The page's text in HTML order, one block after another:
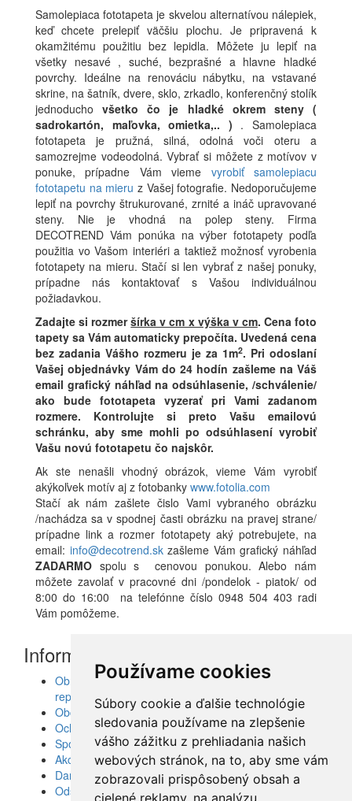
Používame cookies
Súbory cookie a ďalšie technológie
sledovania používame na zlepšenie
vášho zážitku z prehliadania našich
webových stránok, na to, aby sme vám
zobrazovali prispôsobený obsah a
cielené reklamy, na analýzu
Samolepiaca fototapeta je skvelou alternatívou nálepiek,
keď chcete prelepiť väčšiu plochu. Je pripravená k
okamžitému použitiu bez lepidla. Môžete ju lepiť na
všetky nesavé , suché, bezprašné a hlavne hladké
povrchy. Ideálne na renováciu nábytku, na vstavané
skrine, na šatník, dvere, sklo, zrkadlo, konferenčný stolík
jednoduchovšetko čo je hladké okrem steny (
sadrokartón, maľovka, omietka,.. ) . Samolepiaca
fototapeta je pružná, silná, odolná voči oteru a
samozrejme vodeodolná. Vybrať si môžete z motívov v
ponuke, prípadne Vám vieme vyrobiť samolepiacu
fototapetu na mieru z Vašej fotografie. Nedoporučujeme
lepiť na povrchy štrukurované, zrnité a ináč upravované
steny. Nie je vhodná na polep steny. Firma
DECOTREND Vám ponúka na výber fototapety podľa
použitia vo Vašom interiéri a taktiež možnosť vyrobenia
fototapety na mieru. Stačí si len vybrať z našej ponuky,
prípadne nás kontaktovať s Vašou individuálnou
požiadavkou.
Zadajte si rozmeršírka v cm x výška v cm. Cena foto
tapety sa Vám automaticky prepočíta. Uvedená cena
bez zadania Vášho rozmeru je za 1m2. Pri odoslaní
Vašej objednávky Vám do 24 hodín zašleme na Váš
email grafický náhľad na odsúhlasenie, /schválenie/
ako bude fototapeta vyzerať pri Vami zadanom
rozmere. Kontrolujte si preto Vašu emailovú
schránku, aby sme mohli po odsúhlasení vyrobiť
Vašu novú fototapetu čo najskôr.
Ak ste nenašli vhodný obrázok, vieme Vám vyrobiť
akýkoľvek motív aj z fotobanky www.fotolia.com
Stačí ak nám zašlete čislo Vami vybraného obrázku
/nachádza sa v spodnej časti obrázku na pravej strane/
prípadne link a rozmer fototapety aký potrebujete, na
email: info@decotrend.skzašleme Vám grafický náhľad
ZADARMO spolu s cenovou ponukou. Alebo nám
môžete zavolať v pracovné dni /pondelok - piatok/ od
8:00 do 16:00 na telefónne číslo 0948 504 403 radi
Vám pomôžeme.
Informácie
Obrazy, nálepky, fototapety, šablóny, dekorácie,
reprodukcie
Obchodné podmienky
Ochrana osobných údajov
Spolupráca
Akcie a Doručenie
Darčekové poukážky
Odstúpenie od zmluvy - vrátenie tovaru